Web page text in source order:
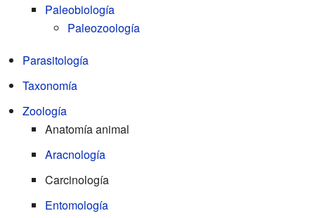
Paleobiología
Paleozoología
Parasitología
Taxonomía
Zoología
Anatomía animal
Aracnología
Carcinología
Entomología